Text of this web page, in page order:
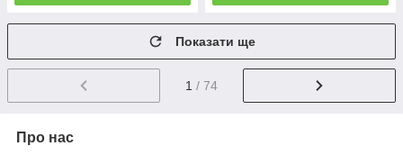
Показати ще
1 / 74
Про нас